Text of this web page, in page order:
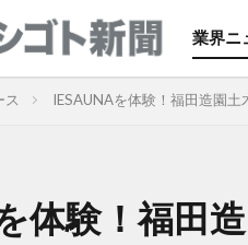
業界ニ
ス IESAUNAを体験！福田造園
体験！福田